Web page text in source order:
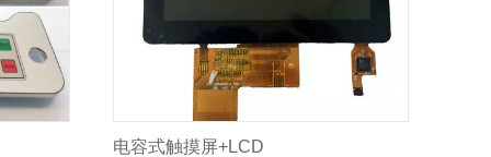
电容式触摸屏+LCD